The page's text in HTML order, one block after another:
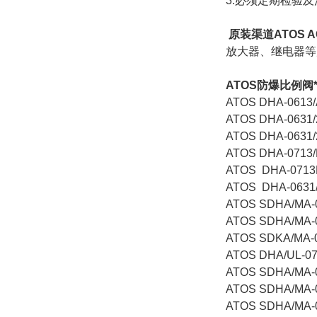
原装渠道ATOS
放大器、继电器
ATOS防爆比例阀
ATOS DHA-
ATOS DHA-
ATOS DHA-
ATOS DHA-
ATOS DHA-
ATOS DHA-
ATOS SDHA/
ATOS SDHA/
ATOS SDKA/
ATOS DHA/UL-
ATOS SDHA/
ATOS SDHA/
ATOS SDHA/